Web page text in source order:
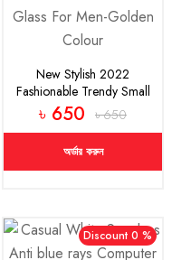
New Stylish 2022
Fashionable Trendy Small
Square Sunglasses for
Men-চশমা ছেলেদের - Sun
Glass For Men-Golden
Colour
৳ 650 ৳ 650
অর্ডার করুন
Discount 0 %